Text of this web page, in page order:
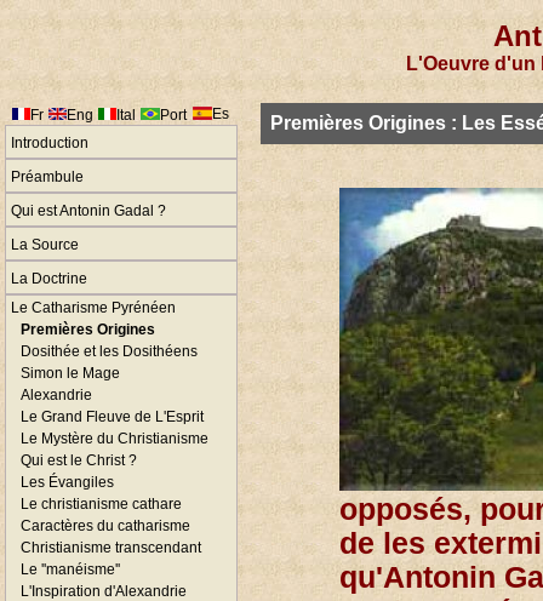
L'Oeuvre
Fr Eng Ital Port
Es
Introduction
Préambule
Qui est Antonin Gadal ?
La Source
La Doctrine
Le Catharisme Pyrénéen
Premières Origines
Dosithée et les Dosithéens
Simon le Mage
Alexandrie
Le Grand Fleuve de L'Esprit
Le Mystère du Christianisme
Qui est le Christ ?
Les Évangiles
Le christianisme cathare
Caractères du catharisme
Christianisme transcendant
Le ''manéisme''
L'Inspiration d'Alexandrie
Premières Origines : Les
opposés,
de les
qu'Antonin